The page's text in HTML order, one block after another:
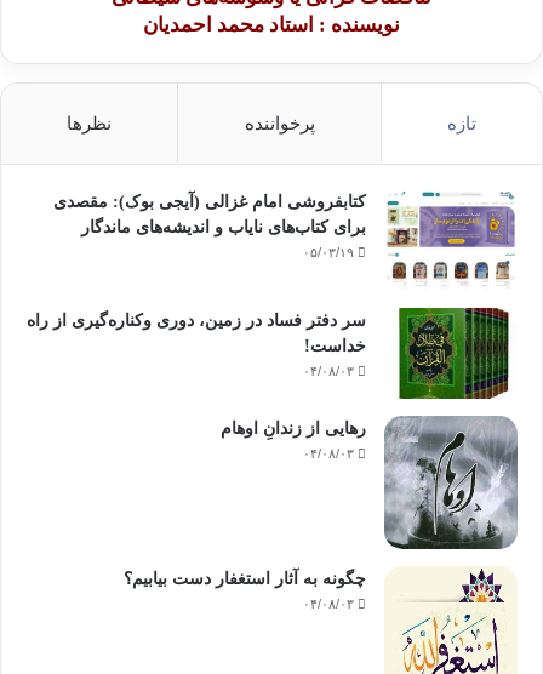
نویسنده : استاد محمد احمدیان
تازه پرخواننده نظرها
کتابفروشی امام غزالی (آیجی بوک): مقصدی
برای کتاب‌های نایاب و اندیشه‌های ماندگار
۰۵/۰۳/۱۹
سر دفتر فساد در زمین‌، دوری وکناره‌گیری از راه
خداست‌!
۰۴/۰۸/۰۳
رهایی از زندانِ اوهام
۰۴/۰۸/۰۳
چگونه به آثار استغفار دست بیابیم؟
۰۴/۰۸/۰۳